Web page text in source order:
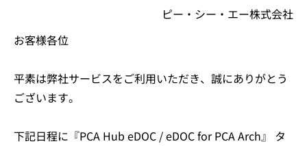
ピー・シー・エー株式会社
お客様各位
平素は弊社サービスをご利用いただき、誠にありがとう
ございます。
下記日程に『PCA Hub eDOC / eDOC for PCA Arch』 タ